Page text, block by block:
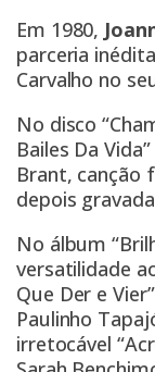
Em 1980,
parceria
Carvalho no
No disco
Bailes Da
Brant, canção
depois
No álbum
versatilidade
Que Der e
Paulinho
irretocável